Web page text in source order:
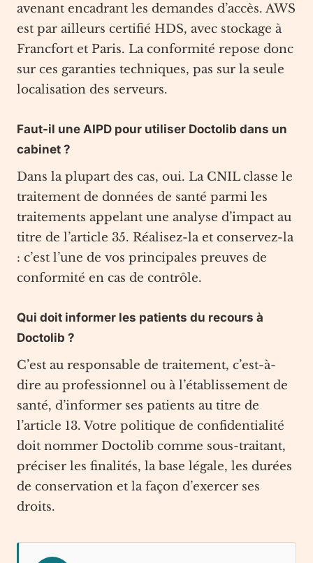
avenant encadrant les demandes d’accès. AWS
est par ailleurs certifié HDS, avec stockage à
Francfort et Paris. La conformité repose donc
sur ces garanties techniques, pas sur la seule
localisation des serveurs.
Faut-il une AIPD pour utiliser Doctolib dans un
cabinet ?
Dans la plupart des cas, oui. La CNIL classe le
traitement de données de santé parmi les
traitements appelant une analyse d’impact au
titre de l’article 35. Réalisez-la et conservez-la
: c’est l’une de vos principales preuves de
conformité en cas de contrôle.
Qui doit informer les patients du recours à
Doctolib ?
C’est au responsable de traitement, c’est-à-
dire au professionnel ou à l’établissement de
santé, d’informer ses patients au titre de
l’article 13. Votre politique de confidentialité
doit nommer Doctolib comme sous-traitant,
préciser les finalités, la base légale, les durées
de conservation et la façon d’exercer ses
droits.